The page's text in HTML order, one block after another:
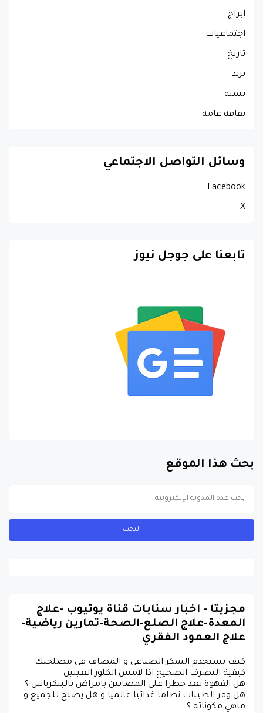
ابراج
اجتماعيات
تاريخ
ترند
تنمية
ثقافة عامة
وسائل التواصل الاجتماعي
Facebook
X
تابعنا على جوجل نيوز
بحث هذا الموقع
مجزيتا - اخبار سنابات قناة يوتيوب -علاج
المعدة-علاج الصلع-الصحة-تمارين رياضية-
علاج العمود الفقري
كيف تستخدم السكر الصناعي و المضاف في مصلحتك
كيفية التصرف الصحيح اذا لامس الكلور العينين
هل القهوة تعد خطرا على المصابين بامراض بالبنكرياس ؟
هل وفر الطيبات نظاما غذائيا عالميا و هل يصلح للجميع و
ماهي مكوناته ؟